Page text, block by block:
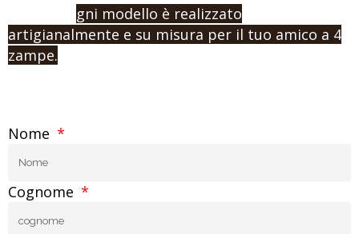
gni modello è realizzato
artigianalmente e su misura per il tuo amico a 4
zampe.
Nome
Cognome